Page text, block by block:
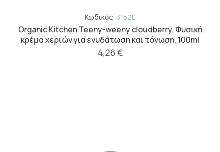
Κωδικός: 3152E
Organic Kitchen Teeny-weeny cloudberry, Φυσική
κρέμα χεριών για ενυδάτωση και τόνωση, 100ml
4,26 €